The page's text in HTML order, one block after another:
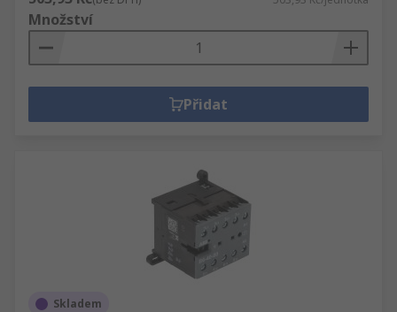
Množství
Přidat
Skladem